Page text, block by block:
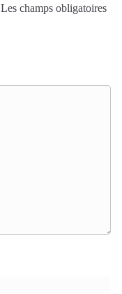
Les champs obligatoires